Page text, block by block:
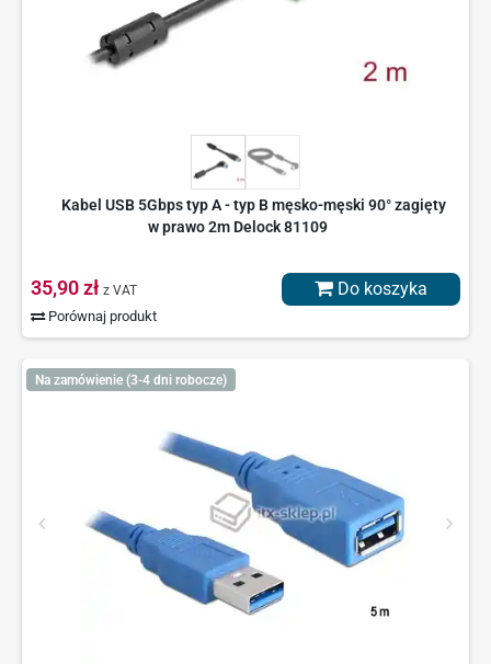
Kabel USB 5Gbps typ A - typ B męsko-męski 90° zagięty
w prawo 2m Delock 81109
35,90 zł z VAT
Porównaj produkt
Do koszyka
Na zamówienie (3-4 dni robocze)